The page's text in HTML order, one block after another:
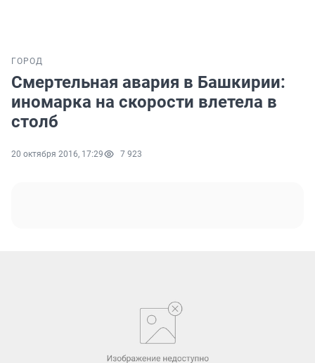
ГОРОД
Смертельная авария в Башкирии:
иномарка на скорости влетела в
столб
20 октября 2016, 17:29 7 923